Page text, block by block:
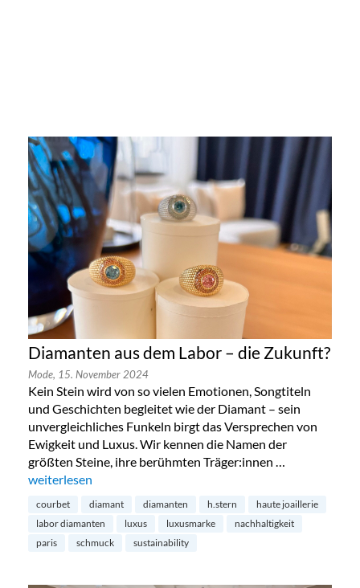
Diamanten aus dem Labor – die Zukunft?
Mode, 15. November 2024
Kein Stein wird von so vielen Emotionen, Songtiteln
und Geschichten begleitet wie der Diamant – sein
unvergleichliches Funkeln birgt das Versprechen von
Ewigkeit und Luxus. Wir kennen die Namen der
größten Steine, ihre berühmten Träger:innen …
„Diamanten aus dem Labor – die Zukunft?“
weiterlesen
courbet diamant diamanten h.stern
haute joaillerie
labor diamanten
luxus luxusmarke
nachhaltigkeit
paris
schmuck sustainability